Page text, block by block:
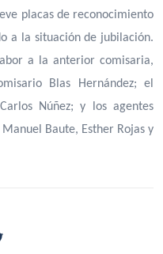
placas de reconocimiento
a la situación de jubilación.
a la anterior comisaria,
Blas Hernández; el
Núñez; y los agentes
Baute, Esther Rojas y